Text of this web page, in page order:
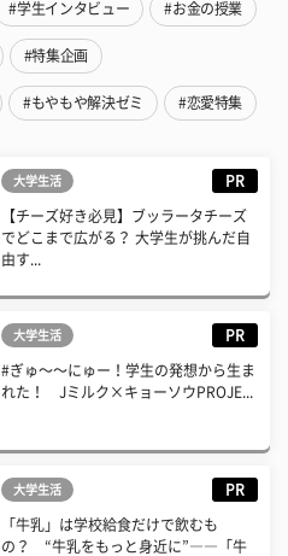
#学生インタビュー #お金の授業
#特集企画
#もやもや解決ゼミ #恋愛特集
大学生活 PR
【チーズ好き必見】ブッラータチーズ
でどこまで広がる？ 大学生が挑んだ自
由す...
大学生活 PR
#ぎゅ〜〜にゅー！学生の発想から生ま
れた！ Jミルク×キョーソウPROJE...
大学生活 PR
「牛乳」は学校給食だけで飲むも
の？ “牛乳をもっと身近に”――「牛